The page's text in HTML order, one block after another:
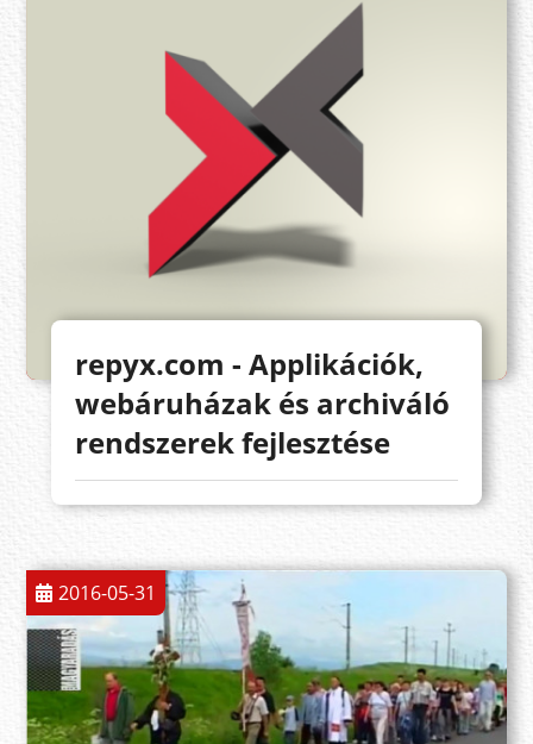
repyx.com - Applikációk,
webáruházak és archiváló
rendszerek fejlesztése
2016-05-31